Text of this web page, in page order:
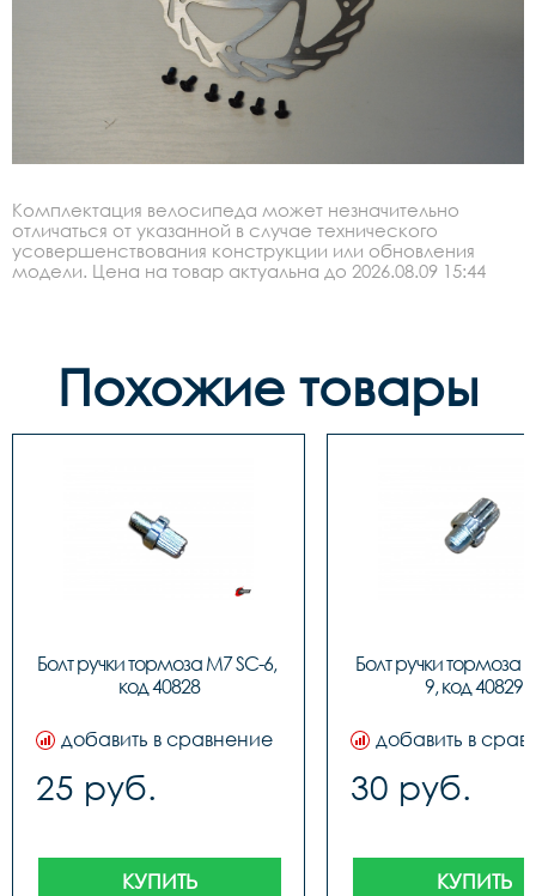
Комплектация велосипеда может незначительно
отличаться от указанной в случае технического
усовершенствования конструкции или обновления
модели. Цена на товар актуальна до 2026.08.09 15:44
Похожие товары
Болт ручки тормоза M7 SC-6,
код 40828
добавить в сравнение
25 руб.
КУПИТЬ
Болт ручки тормоза
9, код 40829
добавить в
30 руб.
КУПИТЬ